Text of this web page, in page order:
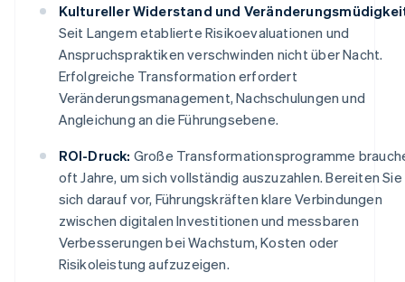
Kultureller Widerstand und
Seit Langem etablierte Risikoevaluationen und
Anspruchspraktiken verschwinden nicht über Nacht.
Erfolgreiche Transformation erfordert
Veränderungsmanagement, Nachschulungen und
Angleichung an die Führungsebene.
ROI-Druck: Große Transformationsprogramme
oft Jahre, um sich vollständig auszuzahlen. Bereiten Sie
sich darauf vor, Führungskräften klare Verbindungen
zwischen digitalen Investitionen und messbaren
Verbesserungen bei Wachstum, Kosten oder
Risikoleistung aufzuzeigen.